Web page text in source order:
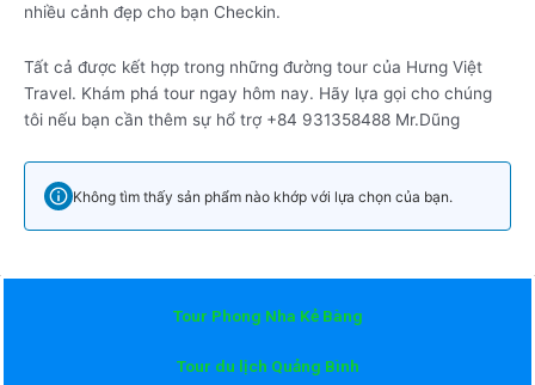
nhiều cảnh đẹp cho bạn Checkin.
Tất cả được kết hợp trong những đường tour của Hưng Việt
Travel. Khám phá tour ngay hôm nay. Hãy lựa gọi cho chúng
tôi nếu bạn cần thêm sự hổ trợ +84 931358488 Mr.Dũng
Không tìm thấy sản phẩm nào khớp với lựa chọn của bạn.
Tour Phong Nha Kẻ Bàng
Tour du lịch Quảng Bình